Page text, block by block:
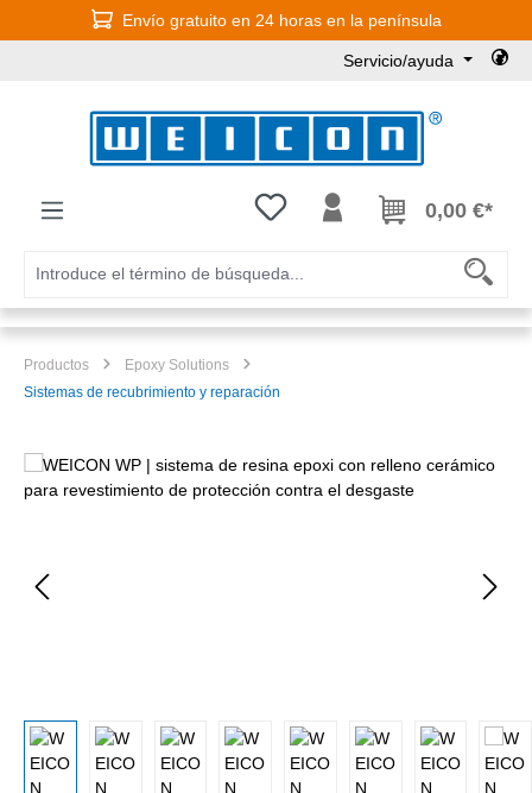
Saltar al contenido principalEnvío gratuito en 24 horas en la península
Servicio/ayuda
Tienes 0 artículos en tu lista de
0,00 €*
Productos
Epoxy Solutions
Sistemas de recubrimiento y reparación
Omitir galería de imágenes